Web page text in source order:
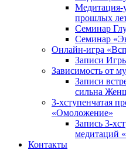
Медитация-
прошлых
Семинар
Семинар
Онлайн-игра
Записи
Зависимость от
Записи
сильна
3-хступенчатая
«Омоложение»
Запись 3-
медитаций
Контакты